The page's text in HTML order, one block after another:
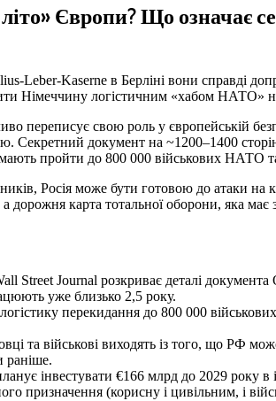
Європи? Що означає
Leber-Kaserne в Берліні вони справді
Німеччину логістичним «хабом НАТО»
переписує свою роль у європейській
Секретний документ на ~1200–1400
мають пройти до 800 000 військових НАТО
Росія може бути готовою до атаки
дорожня карта тотальної оборони, яка
Street Journal розкриває деталі
уже близько 2,5 року.
перекидання до 800 000
та військові виходять із того, що РФ
раніше.
інвестувати €166 млрд до 2029 року в
призначення (корисну і цивільним, і